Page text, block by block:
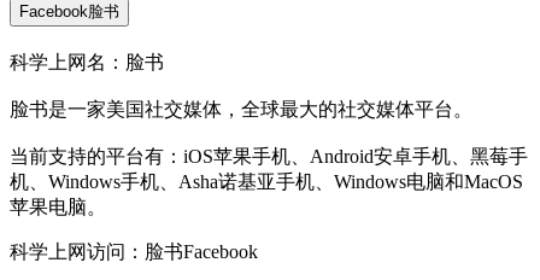
Facebook脸书
科学上网名：脸书
脸书是一家美国社交媒体，全球最大的社交媒体平台。
当前支持的平台有：iOS苹果手机、Android安卓手机、黑莓手
机、Windows手机、Asha诺基亚手机、Windows电脑和MacOS
苹果电脑。
科学上网访问：脸书Facebook